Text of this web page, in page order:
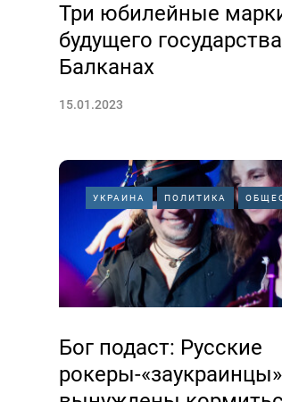
Три юбилейные
будущего
Балканах
15.01.2023
УКРАИНА ПОЛИТИКА
Бог подаст: Русские
рокеры-«заукраинцы»